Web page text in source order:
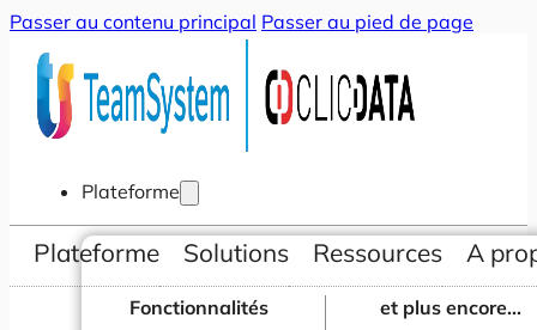
Passer au contenu principal Passer au pied de page
Plateforme
Fonctionnalités
et plus encore...
Plateforme Solutions Ressources A